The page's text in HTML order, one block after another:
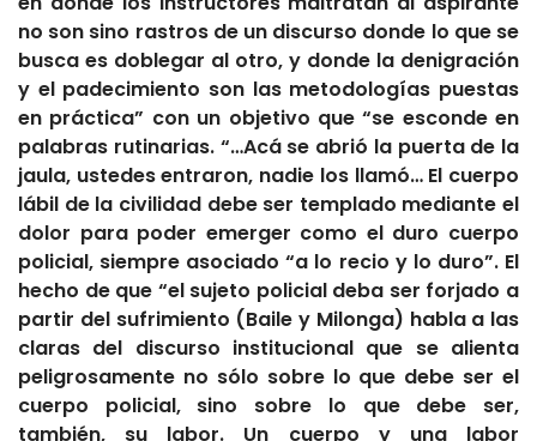
no son sino rastros de un discurso donde lo que se
busca es doblegar al otro, y donde la denigración
y el padecimiento son las metodologías puestas
en práctica” con un objetivo que “se esconde en
palabras rutinarias. “…Acá se abrió la puerta de la
jaula, ustedes entraron, nadie los llamó… El cuerpo
lábil de la civilidad debe ser templado mediante el
dolor para poder emerger como el duro cuerpo
policial, siempre asociado “a lo recio y lo duro”. El
hecho de que “el sujeto policial deba ser forjado a
partir del sufrimiento (Baile y Milonga) habla a las
claras del discurso institucional que se alienta
peligrosamente no sólo sobre lo que debe ser el
cuerpo policial, sino sobre lo que debe ser,
también, su labor. Un cuerpo y una labor